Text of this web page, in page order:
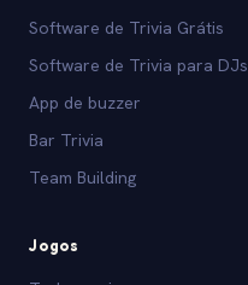
Software de Trivia Grátis
Software de Trivia para DJs
App de buzzer
Bar Trivia
Team Building
Jogos